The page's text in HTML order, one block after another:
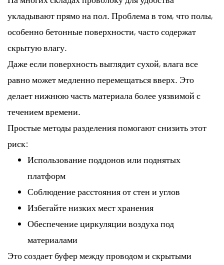
укладывают прямо на пол. Проблема в том, что полы,
особенно бетонные поверхности, часто содержат
скрытую влагу.
Даже если поверхность выглядит сухой, влага все
равно может медленно перемещаться вверх. Это
делает нижнюю часть материала более уязвимой с
течением времени.
Простые методы разделения помогают снизить этот
риск:
Использование поддонов или поднятых
платформ
Соблюдение расстояния от стен и углов
Избегайте низких мест хранения
Обеспечение циркуляции воздуха под
материалами
Это создает буфер между проводом и скрытыми